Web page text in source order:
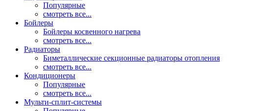
Популярные
смотреть все...
Бойлеры
Бойлеры косвенного нагрева
смотреть все...
Радиаторы
Биметаллические секционные радиаторы отопления
смотреть все...
Кондиционеры
Популярные
смотреть все...
Мульти-сплит-системы